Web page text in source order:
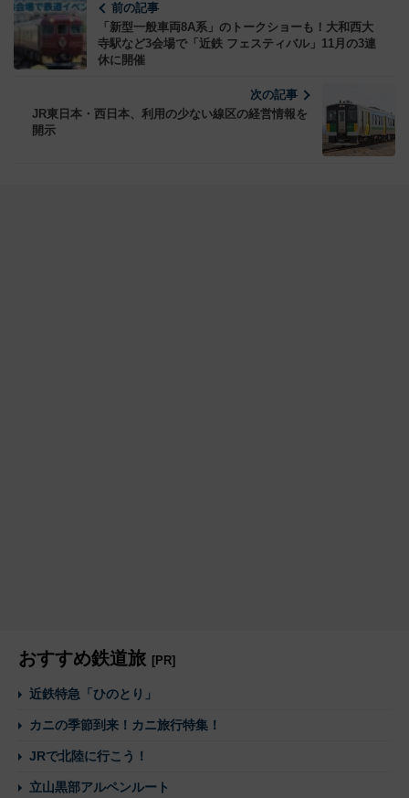
前の記事
「新型一般車両8A系」のトークショーも！大和西大
寺駅など3会場で「近鉄 フェスティバル」11月の3連
休に開催
次の記事
JR東日本・西日本、利用の少ない線区の経営情報を
開示
おすすめ鉄道旅 [PR]
近鉄特急「ひのとり」
カニの季節到来！カニ旅行特集！
JRで北陸に行こう！
立山黒部アルペンルート